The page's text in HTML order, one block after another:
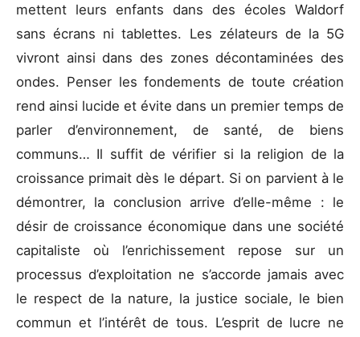
mettent leurs enfants dans des écoles Waldorf
sans écrans ni tablettes. Les zélateurs de la 5G
vivront ainsi dans des zones décontaminées des
ondes. Penser les fondements de toute création
rend ainsi lucide et évite dans un premier temps de
parler d’environnement, de santé, de biens
communs… Il suffit de vérifier si la religion de la
croissance primait dès le départ. Si on parvient à le
démontrer, la conclusion arrive d’elle-même : le
désir de croissance économique dans une société
capitaliste où l’enrichissement repose sur un
processus d’exploitation ne s’accorde jamais avec
le respect de la nature, la justice sociale, le bien
commun et l’intérêt de tous. L’esprit de lucre ne